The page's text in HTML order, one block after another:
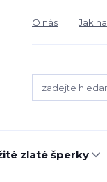
O nás Jak
zlaté šperky